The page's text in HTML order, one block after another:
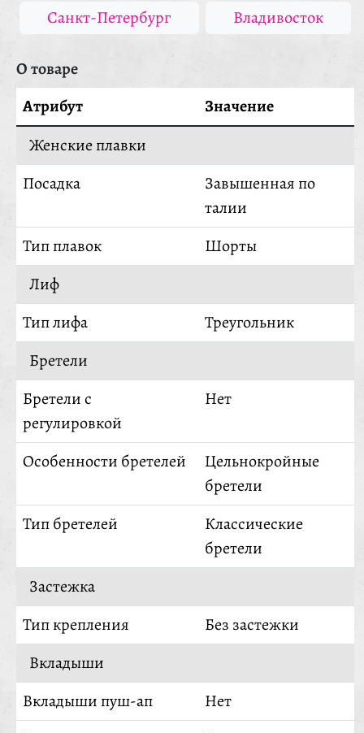
Санкт-Петербург Владивосток
О товаре
Атрибут
Значение
Женские плавки
Посадка
Завышенная по
талии
Тип плавок
Шорты
Лиф
Тип лифа
Треугольник
Бретели
Бретели с
регулировкой
Нет
Особенности бретелей
Цельнокройные
бретели
Тип бретелей
Классические
бретели
Застежка
Тип крепления
Без застежки
Вкладыши
Вкладыши пуш-ап
Нет